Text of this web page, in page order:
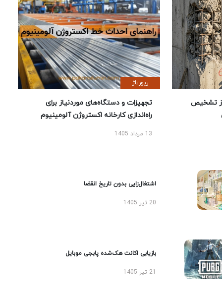
تشخیص
رپورتاژ
تجهیزات و دستگاه‌های موردنیاز برای
راه‌اندازی کارخانه اکستروژن آلومینیوم
13 مرداد 1405
اشتغال‌زایی بدون تاریخ انقضا
20 تیر 1405
بازیابی اکانت هک‌شده پابجی موبایل